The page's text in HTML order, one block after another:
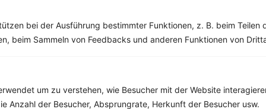
bei der Ausführung bestimmter Funktionen, z. B. beim Teilen
beim Sammeln von Feedbacks und anderen Funktionen von
um zu verstehen, wie Besucher mit der Website
Anzahl der Besucher, Absprungrate, Herkunft der Besucher usw.
Eiweiß:32 g
Kohlehydrate:40 g